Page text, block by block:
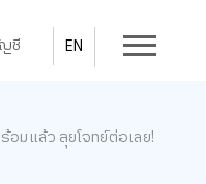
ชี EN
อมแล้ว ลุยโจทย์ต่อเลย!